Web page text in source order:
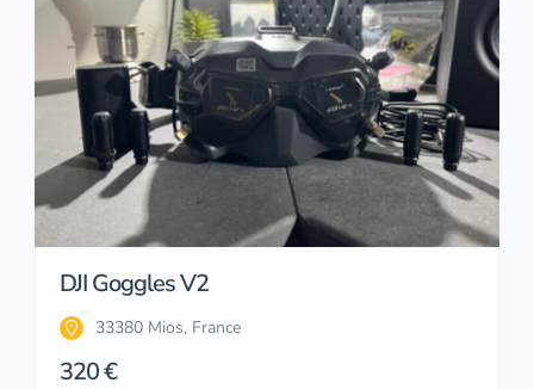
DJI Goggles V2
33380 Mios, France
320 €